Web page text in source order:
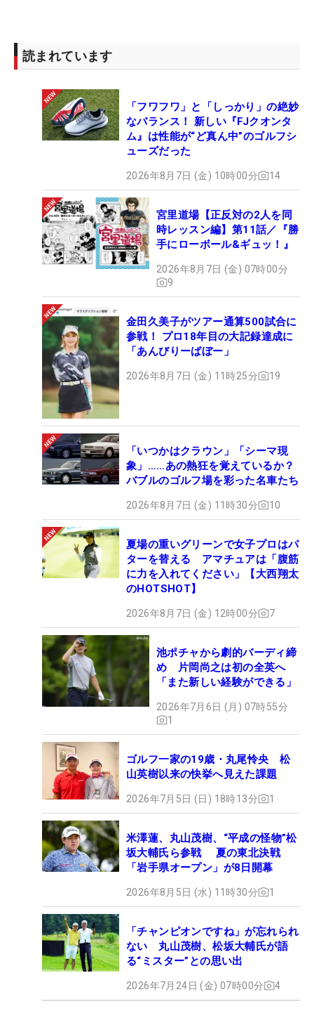
読まれています
「フワフワ」と「しっかり」の絶妙
なバランス！ 新しい『FJクオンタ
ム』は性能が“ど真ん中”のゴルフシ
ューズだった
2026年8月7日 (金) 10時00分 14
宮里道場【正反対の2人を同
時レッスン編】第11話／『勝
手にローボール&ギュッ！』
2026年8月7日 (金) 07時00分
9
金田久美子がツアー通算500試合に
参戦！ プロ18年目の大記録達成に
「あんびりーばぼー」
2026年8月7日 (金) 11時25分 19
「いつかはクラウン」「シーマ現
象」……あの熱狂を覚えているか？
バブルのゴルフ場を彩った名車たち
2026年8月7日 (金) 11時30分 10
夏場の重いグリーンで女子プロはパ
ターを替える アマチュアは「腹筋
に力を入れてください」【大西翔太
のHOTSHOT】
2026年8月7日 (金) 12時00分 7
池ポチャから劇的バーディ締
め 片岡尚之は初の全英へ
「また新しい経験ができる」
2026年7月6日 (月) 07時55分
1
ゴルフ一家の19歳・丸尾怜央 松
山英樹以来の快挙へ見えた課題
2026年7月5日 (日) 18時13分 1
米澤蓮、丸山茂樹、“平成の怪物”松
坂大輔氏ら参戦 夏の東北決戦
「岩手県オープン」が8日開幕
2026年8月5日 (水) 11時30分 1
「チャンピオンですね」が忘れられ
ない 丸山茂樹、松坂大輔氏が語
る“ミスター”との思い出
2026年7月24日 (金) 07時00分 4